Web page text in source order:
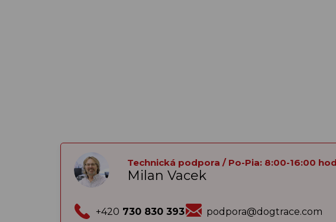
Technická podpora / Po-Pia: 8:00-16:00 hod
Milan Vacek
+420 730 830 393 podpora@dogtrace.com